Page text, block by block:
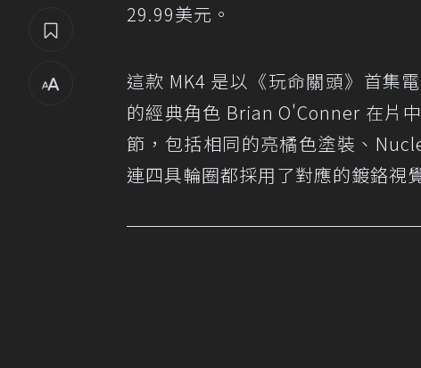
29.99美元。
這款 MK4 是以《玩命關頭》首集
的經典角色 Brian O'Conner 在片
節，包括相同的亮橘色塗裝、
連四具輪圈都採用了對應的鍍鉻視